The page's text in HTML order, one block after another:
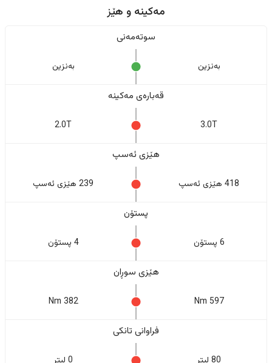
مەکینە و هێز
سوتەمەنی
بەنزین بەنزین
قەبارەی مەکینە
3.0T
2.0T
هێزی ئەسپ
418 هێزی ئەسپ 239 هێزی ئەسپ
پستۆن
6 پستۆن 4 پستۆن
هێزی سوڕان
597 Nm
382 Nm
فراوانی تانکی